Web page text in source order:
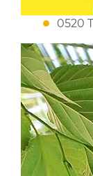
0520